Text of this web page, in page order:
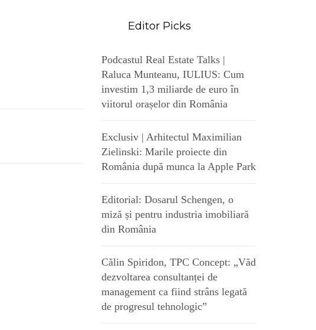
Editor Picks
Podcastul Real Estate Talks |
Raluca Munteanu, IULIUS: Cum
investim 1,3 miliarde de euro în
viitorul orașelor din România
Exclusiv | Arhitectul Maximilian
Zielinski: Marile proiecte din
România după munca la Apple Park
Editorial: Dosarul Schengen, o
miză și pentru industria imobiliară
din România
Călin Spiridon, TPC Concept: „Văd
dezvoltarea consultanței de
management ca fiind strâns legată
de progresul tehnologic”